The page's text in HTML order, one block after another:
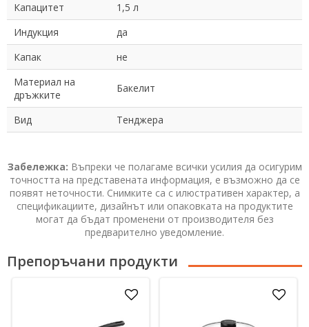
Капацитет
1,5 л
Индукция
да
Капак
не
Материал на
дръжките
Бакелит
Вид Тенджера
Забележка: Въпреки че полагаме всички усилия да осигурим
точността на представената информация, е възможно да се
появят неточности. Снимките са с илюстративен характер, а
спецификациите, дизайнът или опаковката на продуктите
могат да бъдат променени от производителя без
предварително уведомление.
Препоръчани продукти